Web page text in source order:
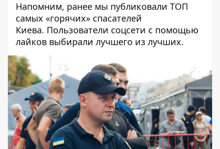
Напомним, ранее мы публиковали ТОП
самых «горячих» спасателей
Киева. Пользователи соцсети с помощью
лайков выбирали лучшего из лучших.